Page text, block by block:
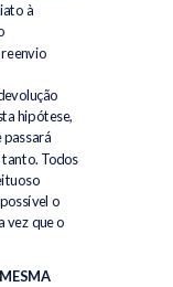
à
hipótese,
tanto. Todos
o
vez que o